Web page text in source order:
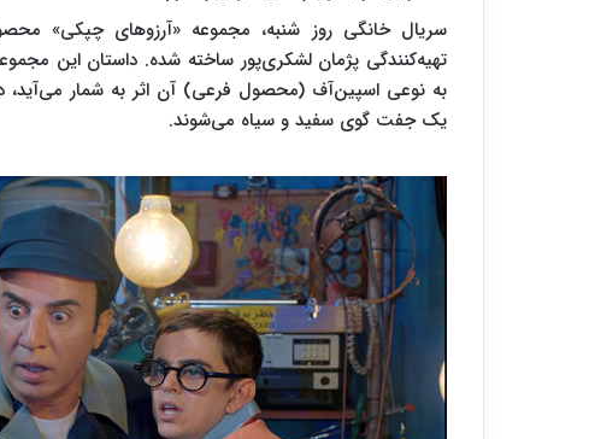
سریال خانگی روز شنبه، مجموعه «آرزوهای چپکی»
تهیه‌کنندگی پژمان لشکری‌پور ساخته شده. داستان این
به نوعی اسپین‌آف (محصول فرعی) آن اثر به شمار می‌آید،
یک جفت گوی سفید و سیاه می‌شوند.